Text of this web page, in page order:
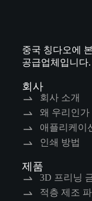
중국 칭다오에
공급업체입니다.
회사
회사 소개
왜 우리인가
애플리케이
인쇄 방법
제품
3D 프리닝
적층 제조